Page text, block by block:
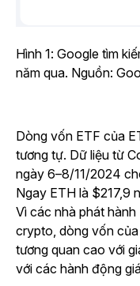
Hình 1: Google tìm
năm qua. Nguồn:
Dòng vốn ETF của
tương tự. Dữ liệu từ
ngày 6–8/11/2024
Ngay ETH là $217,9
Vì các nhà phát
crypto, dòng vốn
tương quan cao với
với các hành động